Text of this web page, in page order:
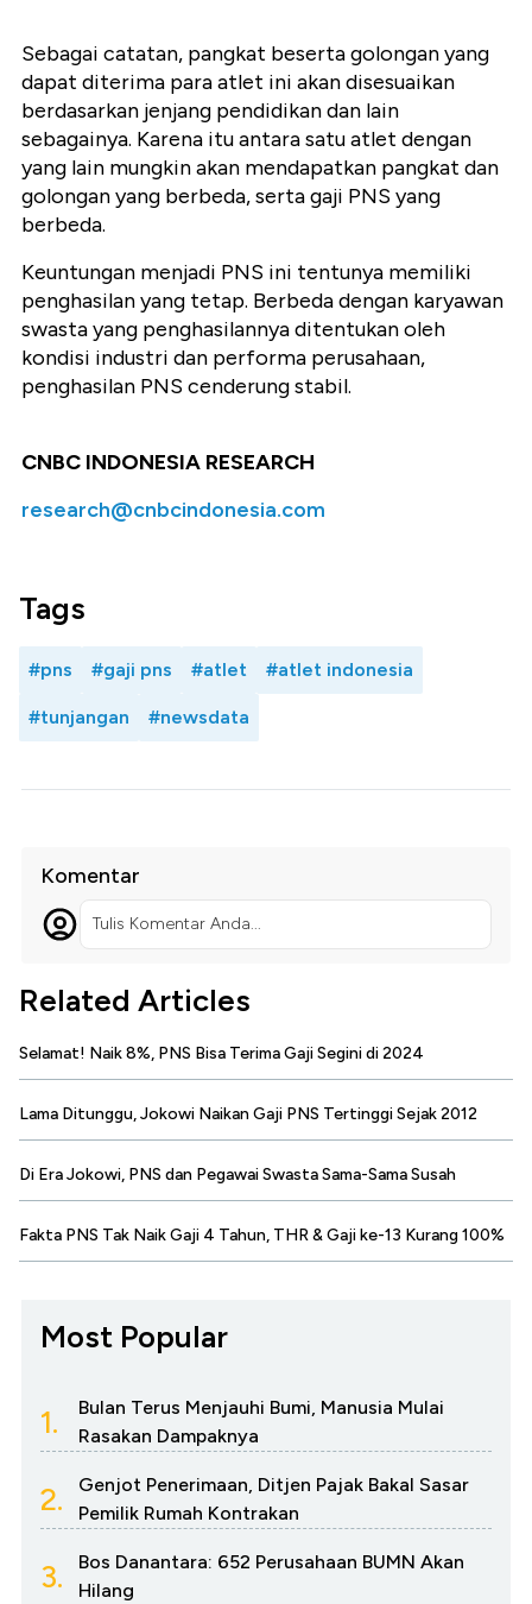
Sebagai catatan, pangkat beserta golongan yang
dapat diterima para atlet ini akan disesuaikan
berdasarkan jenjang pendidikan dan lain
sebagainya. Karena itu antara satu atlet dengan
yang lain mungkin akan mendapatkan pangkat dan
golongan yang berbeda, serta gaji PNS yang
berbeda.
Keuntungan menjadi PNS ini tentunya memiliki
penghasilan yang tetap. Berbeda dengan karyawan
swasta yang penghasilannya ditentukan oleh
kondisi industri dan performa perusahaan,
penghasilan PNS cenderung stabil.
CNBC INDONESIA RESEARCH
research@cnbcindonesia.com
Tags
#pns #gaji pns #atlet #atlet indonesia
#tunjangan #newsdata
Komentar
Tulis Komentar Anda...
Related Articles
Selamat! Naik 8%, PNS Bisa Terima Gaji Segini di 2024
Lama Ditunggu, Jokowi Naikan Gaji PNS Tertinggi Sejak 2012
Di Era Jokowi, PNS dan Pegawai Swasta Sama-Sama Susah
Fakta PNS Tak Naik Gaji 4 Tahun, THR & Gaji ke-13 Kurang 100%
Most Popular
1.
Bulan Terus Menjauhi Bumi, Manusia Mulai
Rasakan Dampaknya
2.
Genjot Penerimaan, Ditjen Pajak Bakal Sasar
Pemilik Rumah Kontrakan
3.
Bos Danantara: 652 Perusahaan BUMN Akan
Hilang